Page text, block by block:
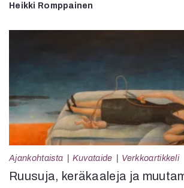
Heikki Romppainen
Ajankohtaista Kuvataide Verkkoartikkeli
Ruusuja, keräkaaleja ja